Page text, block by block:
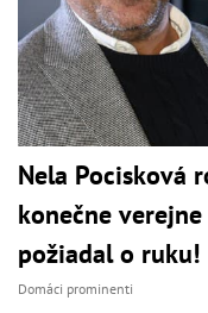
Nela Pocisková
konečne
požiadal o ruku!
Domáci prominenti